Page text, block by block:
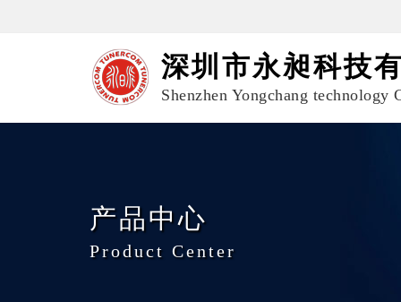
深圳市永昶科技
Shenzhen Yongchang technology
产品中心
Product Center